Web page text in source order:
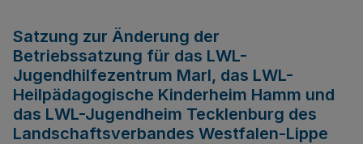
Satzung zur Änderung der
Betriebssatzung für das LWL-
Jugendhilfezentrum Marl, das LWL-
Heilpädagogische Kinderheim Hamm und
das LWL-Jugendheim Tecklenburg des
Landschaftsverbandes Westfalen-Lippe